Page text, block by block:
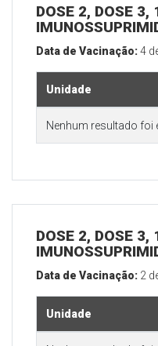
DOSE 2, DOSE
Data de Vacinação:4
Unidade
Nenhum resultado foi
DOSE 2, DOSE
Data de Vacinação: 2
Unidade